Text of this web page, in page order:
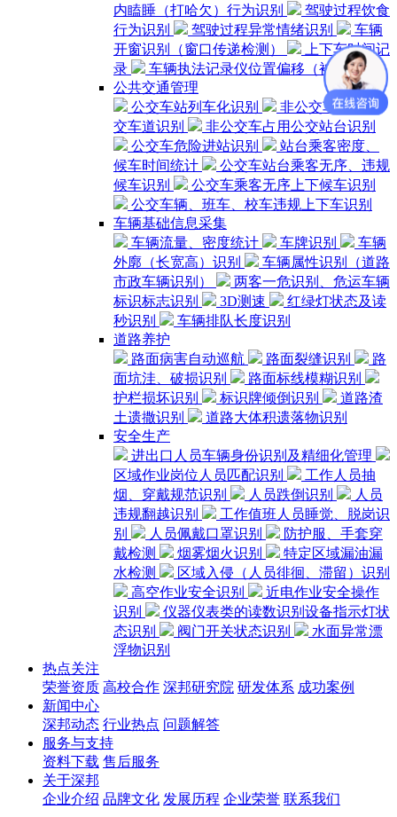
内瞌睡（打哈欠）行为识别
驾驶过程饮食
行为识别
驾驶过程异常情绪识别
车辆
开窗识别（窗口传递检测）
上下车时间记
录
车辆执法记录仪位置偏移（被遮挡）
公共交通管理
公交车站列车化识别
非公交车占用公
交车道识别
非公交车占用公交站台识别
公交车危险进站识别
站台乘客密度、
候车时间统计
公交车站台乘客无序、违规
候车识别
公交车乘客无序上下候车识别
公交车辆、班车、校车违规上下车识别
车辆基础信息采集
车辆流量、密度统计
车牌识别
车辆
外廓（长宽高）识别
车辆属性识别（道路
市政车辆识别）
两客一危识别、危运车辆
标识标志识别
3D测速
红绿灯状态及读
秒识别
车辆排队长度识别
道路养护
路面病害自动巡航
路面裂缝识别
路
面坑洼、破损识别
路面标线模糊识别
护栏损坏识别
标识牌倾倒识别
道路渣
土遗撒识别
道路大体积遗落物识别
安全生产
进出口人员车辆身份识别及精细化管理
区域作业岗位人员匹配识别
工作人员抽
烟、穿戴规范识别
人员跌倒识别
人员
违规翻越识别
工作值班人员睡觉、脱岗识
别
人员佩戴口罩识别
防护服、手套穿
戴检测
烟雾烟火识别
特定区域漏油漏
水检测
区域入侵（人员徘徊、滞留）识别
高空作业安全识别
近电作业安全操作
识别
仪器仪表类的读数识别设备指示灯状
态识别
阀门开关状态识别
水面异常漂
浮物识别
热点关注
荣誉资质 高校合作 深邦研究院 研发体系 成功案例
新闻中心
深邦动态 行业热点 问题解答
服务与支持
资料下载 售后服务
关于深邦
企业介绍 品牌文化 发展历程 企业荣誉 联系我们